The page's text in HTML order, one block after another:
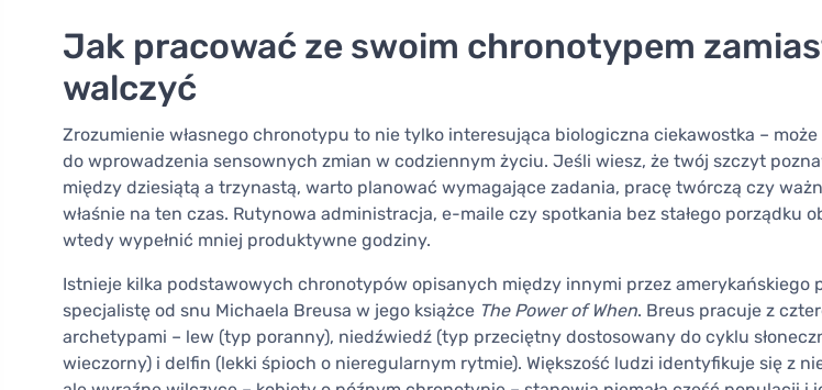
Jak pracować ze swoim chronotypem
walczyć
Zrozumienie własnego chronotypu to nie tylko interesująca biologiczna ciekawostka –
do wprowadzenia sensownych zmian w codziennym życiu. Jeśli wiesz, że twój szczyt
między dziesiątą a trzynastą, warto planować wymagające zadania, pracę twórczą czy
właśnie na ten czas. Rutynowa administracja, e-maile czy spotkania bez stałego porządku
wtedy wypełnić mniej produktywne godziny.
Istnieje kilka podstawowych chronotypów opisanych między innymi przez amerykańskiego
specjalistę od snu Michaela Breusa w jego książce The Power of When. Breus pracuje z
archetypami – lew (typ poranny), niedźwiedź (typ przeciętny dostosowany do cyklu
wieczorny) i delfin (lekki śpioch o nieregularnym rytmie). Większość ludzi identyfikuje się z